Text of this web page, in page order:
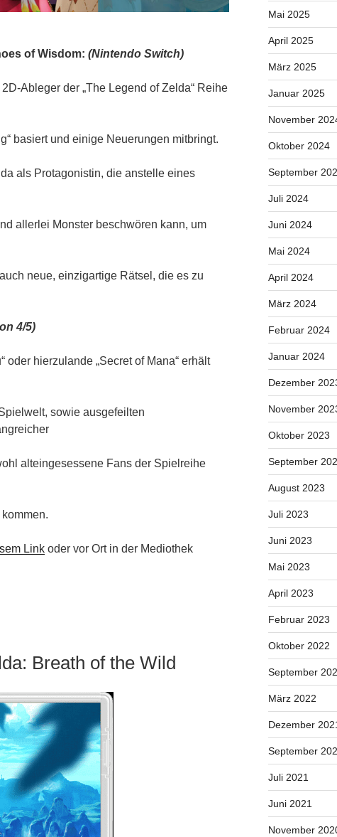
of Wisdom: (Nintendo Switch)
Ableger der „The Legend of Zelda“ Reihe
basiert und einige Neuerungen mitbringt.
als Protagonistin, die anstelle eines
allerlei Monster beschwören kann, um
neue, einzigartige Rätsel, die es zu
4/5)
oder hierzulande „Secret of Mana“ erhält
sowie ausgefeilten
alteingesessene Fans der Spielreihe
Link oder vor Ort in der Mediothek
Breath of the Wild
Mai 2025
April 2025
März 2025
Januar 2025
November
Oktober 2024
September
Juli 2024
Juni 2024
Mai 2024
April 2024
März 2024
Februar 2024
Januar 2024
Dezember
November
Oktober 2023
September
August 2023
Juli 2023
Juni 2023
Mai 2023
April 2023
Februar 2023
Oktober 2022
September
März 2022
Dezember
September
Juli 2021
Juni 2021
November